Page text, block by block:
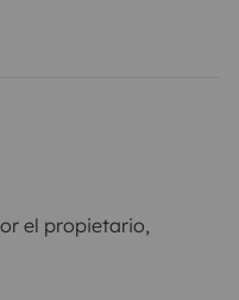
el propietario,